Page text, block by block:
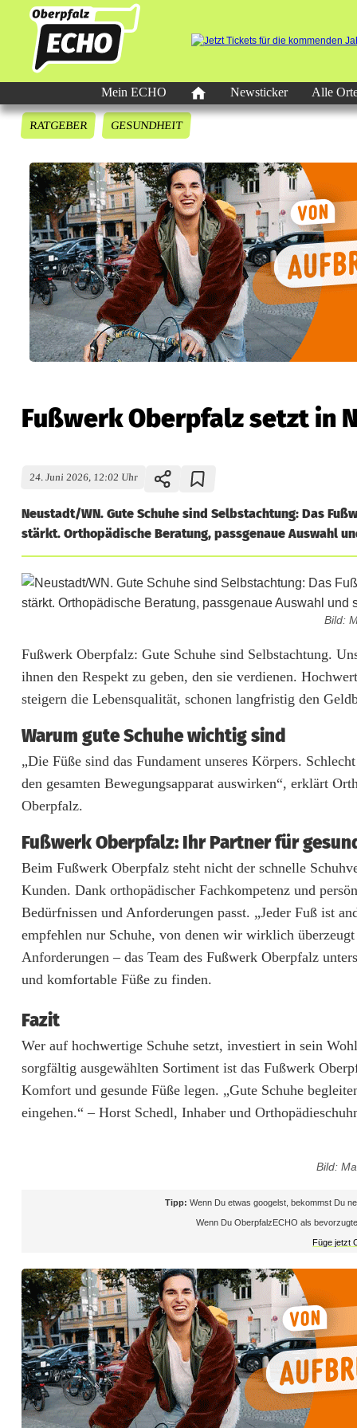
Mein ECHO Newsticker Alle
RATGEBER GESUNDHEIT
Fußwerk Oberpfalz setzt in
24. Juni 2026, 12:02 Uhr
Neustadt/WN. Gute Schuhe sind Selbstachtung: Das
stärkt. Orthopädische Beratung, passgenaue Auswahl
Bild:
F
u
w
e
r
k
O
b
e
r
p
f
a
l
z
i
n
N
e
u
Fußwerk Oberpfalz: Gute Schuhe sind Selbstachtung.
ihnen den Respekt zu geben, den sie verdienen.
steigern die Lebensqualität, schonen langfristig den
Warum gute Schuhe wichtig sind
„Die Füße sind das Fundament unseres Körpers.
den gesamten Bewegungsapparat auswirken“, erklärt
Oberpfalz.
Fußwerk Oberpfalz: Ihr Partner für
Beim Fußwerk Oberpfalz steht nicht der schnelle
Kunden. Dank orthopädischer Fachkompetenz und
Bedürfnissen und Anforderungen passt. „Jeder Fuß ist
empfehlen nur Schuhe, von denen wir wirklich
Anforderungen – das Team des Fußwerk Oberpfalz
und komfortable Füße zu finden.
Fazit
Wer auf hochwertige Schuhe setzt, investiert in sein
sorgfältig ausgewählten Sortiment ist das Fußwerk
Komfort und gesunde Füße legen. „Gute Schuhe
eingehen.“ – Horst Schedl, Inhaber und
Bild:
Tipp: Wenn Du etwas googelst, bekommst Du
Wenn Du OberpfalzECHO als
Füge jetzt